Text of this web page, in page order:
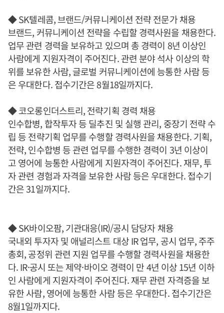
◆ SK텔레콤, 브랜드/커뮤니케이션 전략 전문가 채용
브랜드, 커뮤니케이션 전략을 수립할 경력사원을 채용한다.
업무 관련 경력을 보유하고 있으며 총 경력이 8년 이상인
사람에게 지원자격이 주어진다. 관련 분야 석사 이상의 학
위를 보유한 사람, 글로벌 커뮤니케이션에 능통한 사람 등
은 우대한다. 접수기간은 8월18일까지다.
◆ 코오롱인더스트리, 전략기획 경력 채용
인수합병, 합작투자 등 딜추진 및 실행 관리, 중장기 전략 수
립 등 전략기획 업무를 수행할 경력사원을 채용한다. 기획,
전략, 인수합병 등 관련 업무를 수행한 경력이 3년 이상이
고 영어에 능통한 사람에게 지원자격이 주어진다. 재무, 투
자 관련 경험과 자격을 보유한 사람 등은 우대한다. 접수기
간은 31일까지다.
◆ SK바이오팜, 기관대응(IR)/공시 담당자 채용
국내외 투자자 및 애널리스트 대상 IR 업무, 공시 업무, 주주
총회, 공정위 관련 지원 업무를 수행할 경력사원을 채용한
다. IR·공시 또는 제약·바이오 경력이 만 4년 이상 15년 이하
인 사람에게 지원자격이 주어진다. 재무 관련 자격증을 보
유한 사람, 영어에 능통한 사람 등은 우대한다. 접수기간은
8월1일까지다.